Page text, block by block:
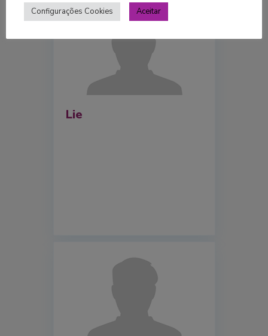
Lie
Configurações Cookies Aceitar